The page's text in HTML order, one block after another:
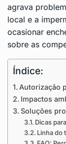
agrava
local e a
ocasionar
sobre as
Índice:
Autorização
Impactos
Soluções
Dicas
Linha do